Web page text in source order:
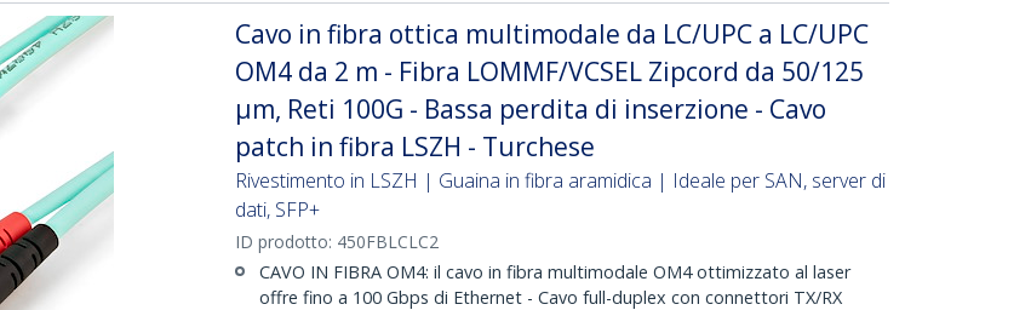
Cavo in fibra ottica multimodale da LC/UPC a LC/UPC
OM4 da 2 m - Fibra LOMMF/VCSEL Zipcord da 50/125
µm, Reti 100G - Bassa perdita di inserzione - Cavo
patch in fibra LSZH - Turchese
Rivestimento in LSZH | Guaina in fibra aramidica | Ideale per SAN, server di
dati, SFP+
ID prodotto: 450FBLCLC2
CAVO IN FIBRA OM4: il cavo in fibra multimodale OM4 ottimizzato al laser
offre fino a 100 Gbps di Ethernet - Cavo full-duplex con connettori TX/RX